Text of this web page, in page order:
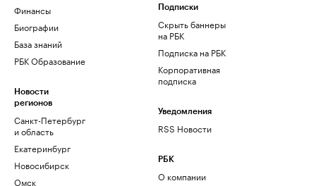
Финансы
Биографии
База знаний
РБК Образование
Новости
регионов
Санкт-Петербург
и область
Екатеринбург
Новосибирск
Омск
Подписки
Скрыть баннеры
на РБК
Подписка на РБК
Корпоративная
подписка
Уведомления
RSS Новости
РБК
О компании